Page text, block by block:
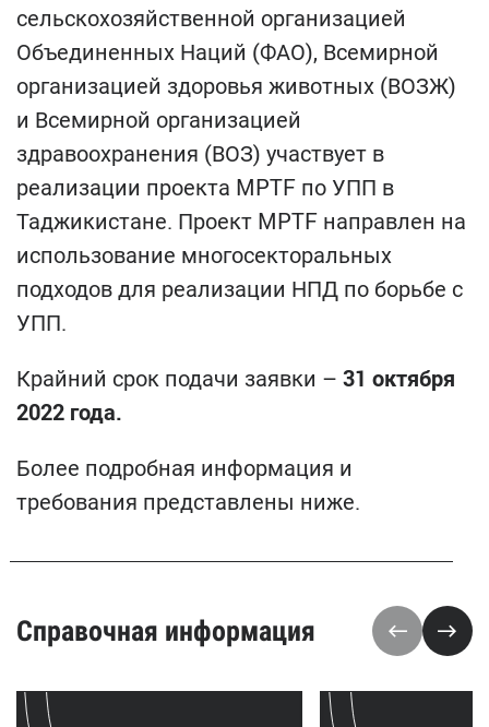
сельскохозяйственной организацией
Объединенных Наций (ФАО), Всемирной
организацией здоровья животных (ВОЗЖ)
и Всемирной организацией
здравоохранения (ВОЗ) участвует в
реализации проекта MPTF по УПП в
Таджикистане. Проект MPTF направлен на
использование многосекторальных
подходов для реализации НПД по борьбе с
УПП.
Крайний срок подачи заявки – 31 октября
2022 года.
Более подробная информация и
требования представлены ниже.
Справочная информация